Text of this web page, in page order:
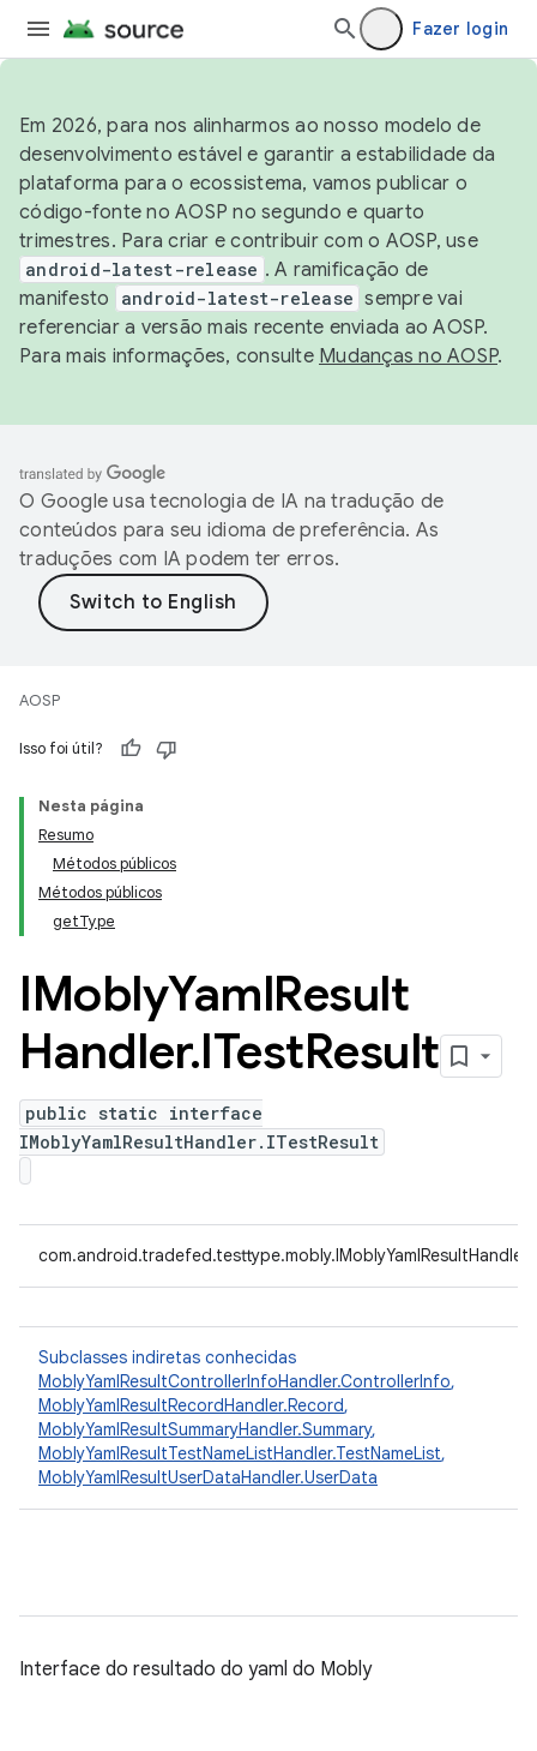
Fazer login
Em 2026, para nos alinharmos ao nosso modelo de
desenvolvimento estável e garantir a estabilidade da
plataforma para o ecossistema, vamos publicar o
código-fonte no AOSP no segundo e quarto
trimestres. Para criar e contribuir com o AOSP, use
android-latest-release . A ramificação de
manifesto
android-latest-release sempre vai
referenciar a versão mais recente enviada ao AOSP.
Para mais informações, consulte Mudanças no AOSP.
O Google usa tecnologia de IA na tradução de
conteúdos para seu idioma de preferência. As
traduções com IA podem ter erros.
AOSP
Isso foi útil?
Nesta página
Resumo
Métodos públicos
Métodos públicos
getType
IMoblyYamlResult
Handler.ITestResult
public static interface
IMoblyYamlResultHandler.ITestResult
Subclasses indiretas conhecidas
MoblyYamlResultControllerInfoHandler.ControllerInfo,
MoblyYamlResultRecordHandler.Record,
MoblyYamlResultSummaryHandler.Summary,
MoblyYamlResultTestNameListHandler.TestNameList,
MoblyYamlResultUserDataHandler.UserData
Interface do resultado do yaml do Mobly